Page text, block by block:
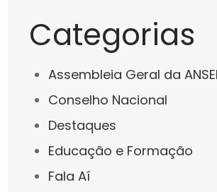
Categorias
Assembleia Geral da
Conselho Nacional
Destaques
Educação e Formação
Fala Aí